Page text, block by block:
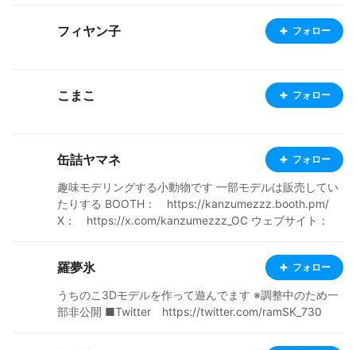
稿しています。 お仕事で制作させていただいたモデルは
モデル名に【制作実績】の記載があります。
フィヤン子 フォロー
こまこ フォロー
缶詰ヤマネ フォロー
趣味モデリングする小動物です 一部モデルは販売してい
たりする BOOTH： https://kanzumezzz.booth.pm/
X： https://x.com/kanzumezzz_OC ウェブサイト：
羅夢氷 フォロー
うちのこ3Dモデルを作って遊んでます ※調整中のため一
部非公開 ■Twitter https://twitter.com/ramSK_730